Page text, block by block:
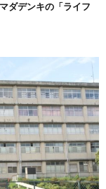
ダデンキの「ライフ